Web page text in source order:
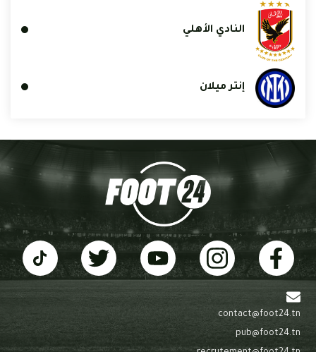
النادي الأهلي
إنتر ميلان
contact@foot24.tn
pub@foot24.tn